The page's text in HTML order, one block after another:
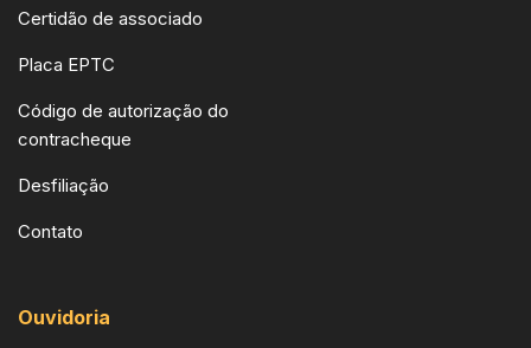
Certidão de associado
Placa EPTC
Código de autorização do
contracheque
Desfiliação
Contato
Ouvidoria